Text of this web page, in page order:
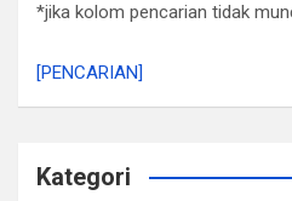
*jika kolom pencarian tidak
[PENCARIAN]
Kategori